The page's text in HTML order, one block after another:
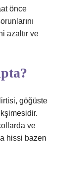
önce
azaltır ve
göğüste
ve
hissi bazen